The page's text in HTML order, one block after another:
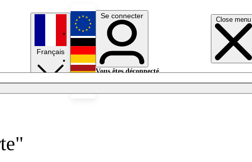
Close menu
Français
English
Deutsch
Se connecter
Vous êtes déconnecté.